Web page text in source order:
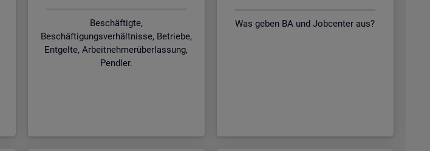
Beschäftigte,
Beschäftigungsverhältnisse, Betriebe,
Entgelte, Arbeitnehmerüberlassung,
Pendler.
Was geben BA und Jobcenter aus?